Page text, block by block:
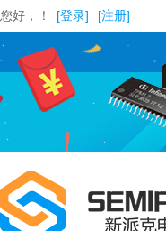
您好，！ [登录] [注册]